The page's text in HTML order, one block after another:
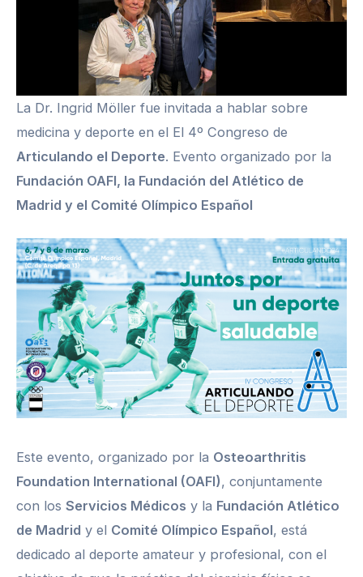
La Dr. Ingrid Möller fue invitada a hablar sobre
medicina y deporte en el El 4º Congreso de
Articulando el Deporte. Evento organizado por la
Fundación OAFI, la Fundación del Atlético de
Madrid y el Comité Olímpico Español
Este evento, organizado por la Osteoarthritis
Foundation International (OAFI), conjuntamente
con los Servicios Médicos y la Fundación Atlético
de Madrid y el Comité Olímpico Español, está
dedicado al deporte amateur y profesional, con el